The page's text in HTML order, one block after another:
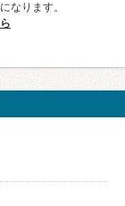
なります。